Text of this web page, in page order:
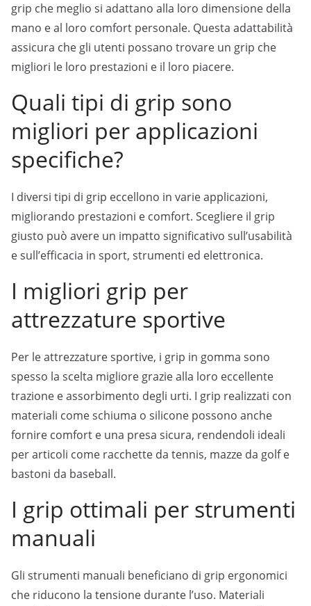
grip che meglio si adattano alla loro dimensione della
mano e al loro comfort personale. Questa adattabilità
assicura che gli utenti possano trovare un grip che
migliori le loro prestazioni e il loro piacere.
Quali tipi di grip sono
migliori per applicazioni
specifiche?
I diversi tipi di grip eccellono in varie applicazioni,
migliorando prestazioni e comfort. Scegliere il grip
giusto può avere un impatto significativo sull’usabilità
e sull’efficacia in sport, strumenti ed elettronica.
I migliori grip per
attrezzature sportive
Per le attrezzature sportive, i grip in gomma sono
spesso la scelta migliore grazie alla loro eccellente
trazione e assorbimento degli urti. I grip realizzati con
materiali come schiuma o silicone possono anche
fornire comfort e una presa sicura, rendendoli ideali
per articoli come racchette da tennis, mazze da golf e
bastoni da baseball.
I grip ottimali per strumenti
manuali
Gli strumenti manuali beneficiano di grip ergonomici
che riducono la tensione durante l’uso. Materiali